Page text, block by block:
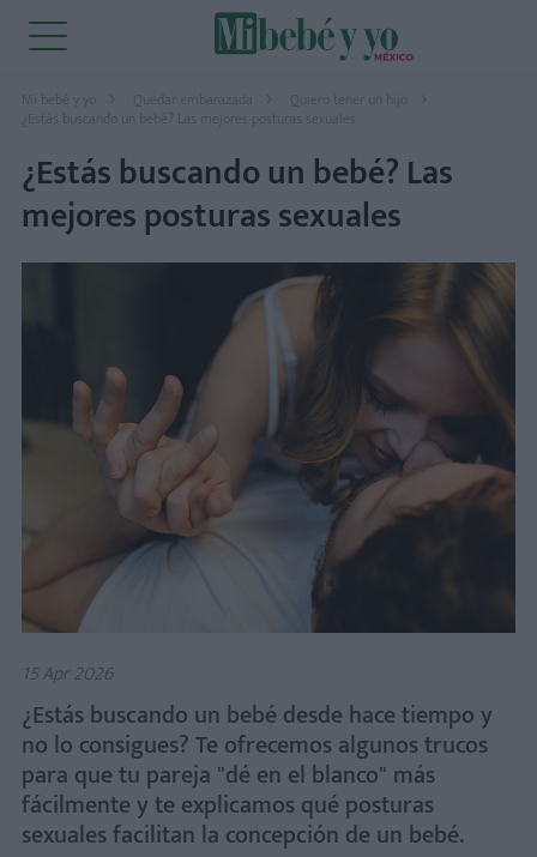
Mi bebé y yo
Quiero tener un hijo
¿Estás buscando un bebé? Las mejores posturas sexuales
¿Estás buscando un bebé? Las
mejores posturas sexuales
15 Apr 2026
¿Estás buscando un bebé desde hace tiempo y
no lo consigues? Te ofrecemos algunos trucos
para que tu pareja "dé en el blanco" más
fácilmente y te explicamos qué posturas
sexuales facilitan la concepción de un bebé.